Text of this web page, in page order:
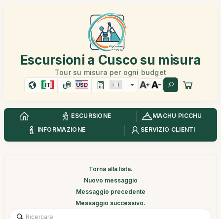
Escursioni a Cusco su misura
Tour su misura per ogni budget
IT USD
ESCURSIONE
MACHU PICCHU
INFORMAZIONE
SERVIZIO CLIENTI
Torna alla lista.
Nuovo messaggio
Messaggio precedente
Messaggio successivo.